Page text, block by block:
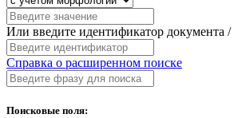
Или введите идентификатор
Справка о расширенном поиске
Поисковые поля: